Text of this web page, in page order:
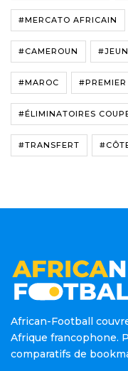
#MERCATO AFRICAIN
#CAMEROUN
#MAROC #PREMIER
#ÉLIMINATOIRES
#TRANSFERT
African-Football
Afrique francophone.
comparatifs de